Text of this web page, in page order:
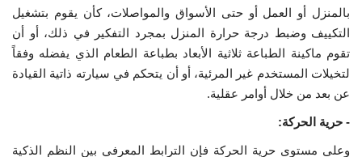
بالمنزل أو العمل أو حتى الأسواق والمواصلات، كأن يقوم بتشغيل
التكييف وضبط درجة حرارة المنزل بمجرد التفكير في ذلك، أو أن
تقوم ماكينة الطباعة ثلاثية الأبعاد بطباعة الطعام الذي يفضله وفقاً
لتخيلات المستخدم غير المرئية، أو أن يتحكم في سيارته ذاتية القيادة
عن بعد من خلال أوامر عقلية.
- حرية الحركة:
وعلى مستوى حرية الحركة فإن الترابط المعرفي بين النظم الذكية